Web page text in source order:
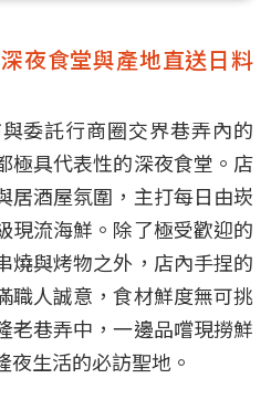
夜食堂與產地直送日料
委託行商圈交界巷弄內的
極具代表性的深夜食堂。店
居酒屋氛圍，主打每日由崁
現流海鮮。除了極受歡迎的
燒與烤物之外，店內手捏的
職人誠意，食材鮮度無可挑
老巷弄中，一邊品嚐現撈鮮
生活的必訪聖地。